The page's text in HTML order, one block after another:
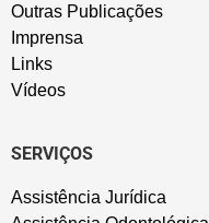
Outras Publicações
Imprensa
Links
Vídeos
SERVIÇOS
Assistência Jurídica